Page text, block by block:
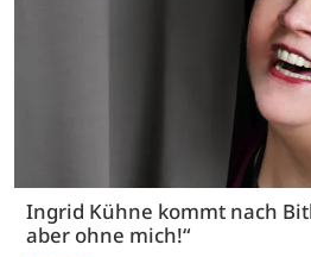
Ingrid Kühne kommt nach
aber ohne mich!“